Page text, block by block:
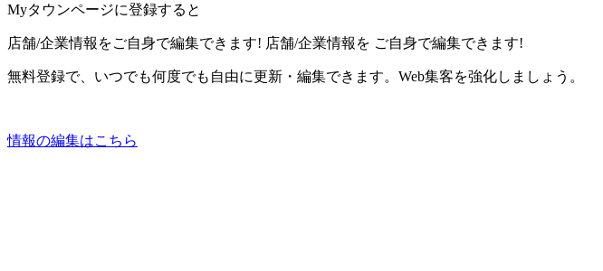
Myタウンページに登録すると
店舗/企業情報をご自身で編集できます! 店舗/企業情報を ご自身で編集できます!
無料登録で、いつでも何度でも自由に更新・編集できます。Web集客を強化しましょう。
情報の編集はこちら